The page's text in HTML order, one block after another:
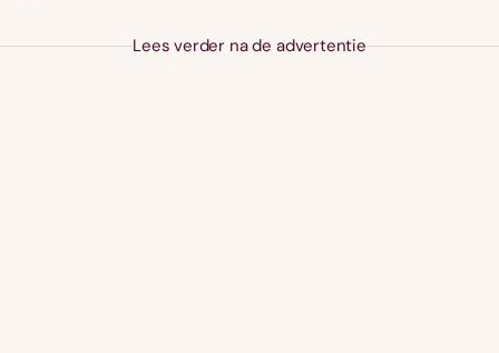
Lees verder na de advertentie